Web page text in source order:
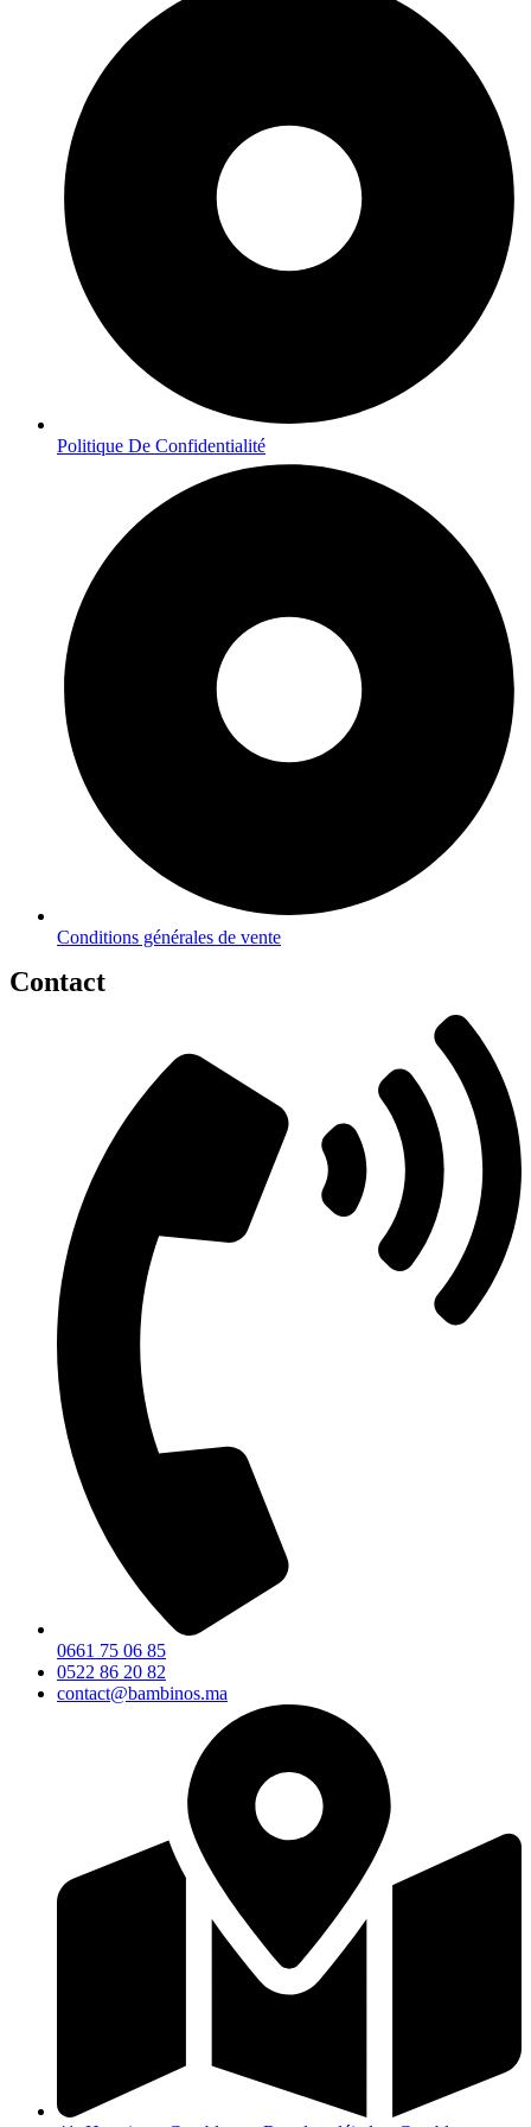
Politique De Confidentialité
Conditions générales de vente
Contact
0661 75 06 85
0522 86 20 82
contact@bambinos.ma